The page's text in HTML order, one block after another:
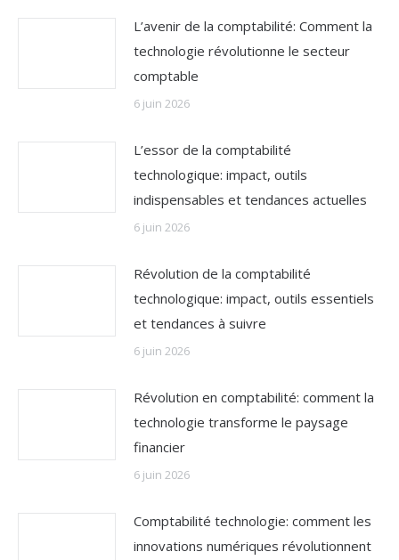
L’avenir de la comptabilité: Comment la
technologie révolutionne le secteur
comptable
6 juin 2026
L’essor de la comptabilité
technologique: impact, outils
indispensables et tendances actuelles
6 juin 2026
Révolution de la comptabilité
technologique: impact, outils essentiels
et tendances à suivre
6 juin 2026
Révolution en comptabilité: comment la
technologie transforme le paysage
financier
6 juin 2026
Comptabilité technologie: comment les
innovations numériques révolutionnent